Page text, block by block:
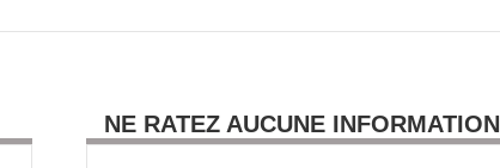
NE RATEZ AUCUNE INFORMATION